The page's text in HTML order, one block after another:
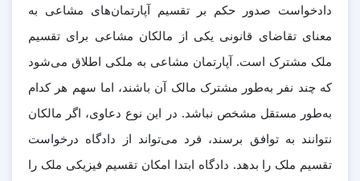
دادخواست صدور حکم بر تقسیم آپارتمان‌های مشاعی به
معنای تقاضای قانونی یکی از مالکان مشاعی برای تقسیم
ملک مشترک است. آپارتمان مشاعی به ملکی اطلاق می‌شود
که چند نفر به‌طور مشترک مالک آن باشند، اما سهم هر کدام
به‌طور مستقل مشخص نباشد. در این نوع دعاوی، اگر مالکان
نتوانند به توافق برسند، فرد می‌تواند از دادگاه درخواست
تقسیم ملک را بدهد. دادگاه ابتدا امکان تقسیم فیزیکی ملک را